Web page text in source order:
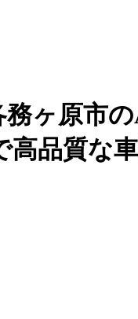
ヶ原市
品質な